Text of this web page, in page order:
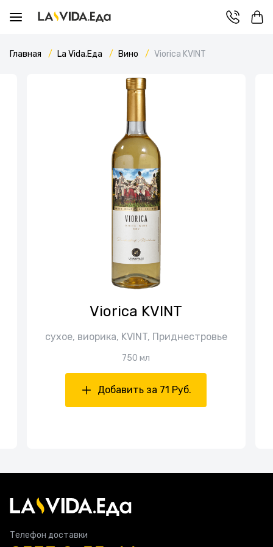
Главная La Vida.Еда Вино Viorica KVINT
Viorica KVINT
сухое, виорика, KVINT, Приднестровье
750 мл
Добавить за 71 Руб.
Телефон доставки